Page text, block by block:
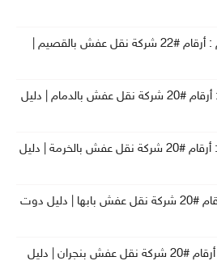
شركات نقل عفش القصيم : أرقام #22 شركة نقل عفش بالقصيم |
شركات نقل عفش الدمام : أرقام #20 شركة نقل عفش بالدمام | دليل
شركات نقل عفش الخرمه : أرقام #20 شركة نقل عفش بالخرمة | دليل
شركات نقل عفش ابها : أرقام #20 شركة نقل عفش بابها | دليل دوت
شركات نقل عفش نجران : أرقام #20 شركة نقل عفش بنجران | دليل